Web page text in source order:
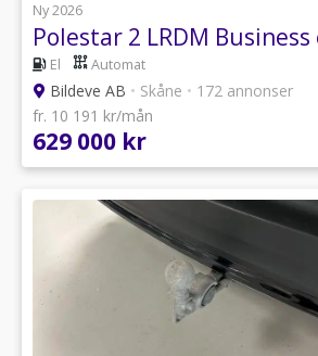
Ny 2026
Polestar 2 LRDM
El Automat
Bildeve AB • Skåne • 172 annonser
fr. 10 191 kr/mån
629 000 kr